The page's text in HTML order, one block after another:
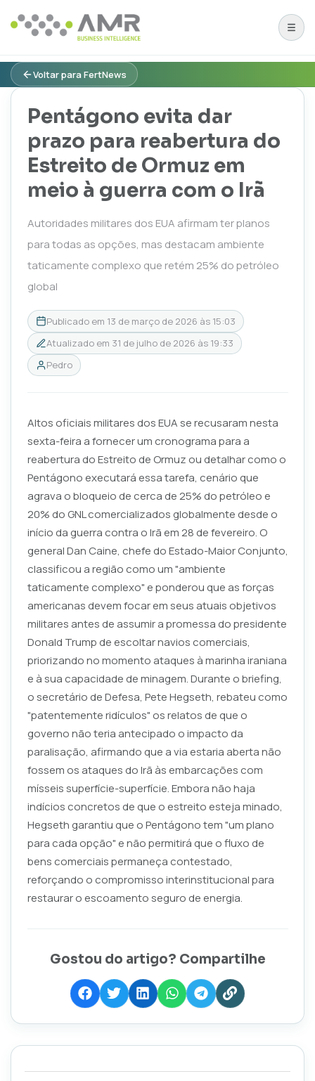
Voltar para FertNews
Pentágono evita dar
prazo para reabertura do
Estreito de Ormuz em
meio à guerra com o Irã
Autoridades militares dos EUA afirmam ter planos
para todas as opções, mas destacam ambiente
taticamente complexo que retém 25% do petróleo
global
Publicado em 13 de março de 2026 às 15:03
Atualizado em 31 de julho de 2026 às 19:33
Pedro
Altos oficiais militares dos EUA se recusaram nesta
sexta-feira a fornecer um cronograma para a
reabertura do Estreito de Ormuz ou detalhar como o
Pentágono executará essa tarefa, cenário que
agrava o bloqueio de cerca de 25% do petróleo e
20% do GNL comercializados globalmente desde o
início da guerra contra o Irã em 28 de fevereiro. O
general Dan Caine, chefe do Estado-Maior Conjunto,
classificou a região como um "ambiente
taticamente complexo" e ponderou que as forças
americanas devem focar em seus atuais objetivos
militares antes de assumir a promessa do presidente
Donald Trump de escoltar navios comerciais,
priorizando no momento ataques à marinha iraniana
e à sua capacidade de minagem. Durante obriefing,
o secretário de Defesa, Pete Hegseth, rebateu como
"patentemente ridículos" os relatos de que o
governo não teria antecipado o impacto da
paralisação, afirmando que a via estaria aberta não
fossem os ataques do Irã às embarcações com
mísseis superfície-superfície. Embora não haja
indícios concretos de que o estreito esteja minado,
Hegseth garantiu que o Pentágono tem "um plano
para cada opção" e não permitirá que o fluxo de
bens comerciais permaneça contestado,
reforçando o compromisso interinstitucional para
restaurar o escoamento seguro de energia.
Gostou do artigo? Compartilhe